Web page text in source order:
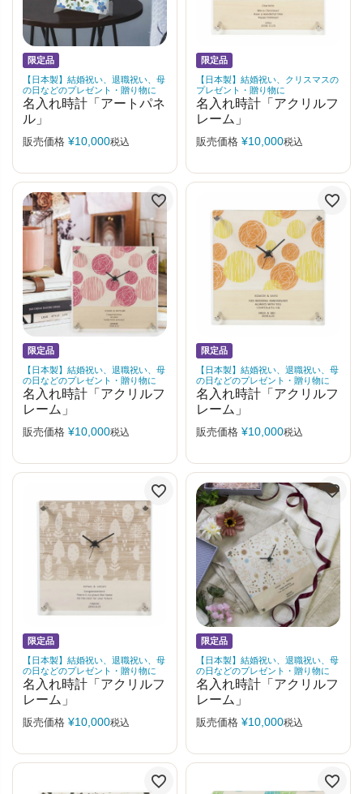
限定品
【日本製】結婚祝い、退職祝い、母
の日などのプレゼント・贈り物に
名入れ時計「アートパネ
ル」
販売価格 ¥10,000税込
限定品
【日本製】結婚祝い、クリスマスの
プレゼント・贈り物に
名入れ時計「アクリルフ
レーム」
販売価格 ¥10,000税込
限定品
【日本製】結婚祝い、退職祝い、母
の日などのプレゼント・贈り物に
名入れ時計「アクリルフ
レーム」
販売価格 ¥10,000税込
限定品
【日本製】結婚祝い、退職祝い、母
の日などのプレゼント・贈り物に
名入れ時計「アクリルフ
レーム」
販売価格 ¥10,000税込
限定品
【日本製】結婚祝い、退職祝い、母
の日などのプレゼント・贈り物に
名入れ時計「アクリルフ
レーム」
販売価格 ¥10,000税込
限定品
【日本製】結婚祝い、退職祝い、母
の日などのプレゼント・贈り物に
名入れ時計「アクリルフ
レーム」
販売価格 ¥10,000税込